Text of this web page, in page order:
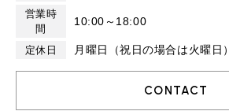
営業時
間
10:00～18:00
定休日 月曜日（祝日の場合は火曜日）
CONTACT